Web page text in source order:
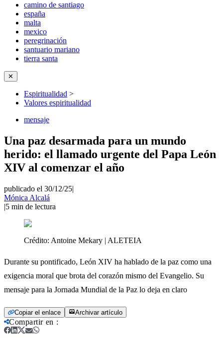
camino de santiago
españa
malta
mexico
peregrinación
santuario mariano
tierra santa
✕
Espiritualidad >
Valores espiritualidad
mensaje
Una paz desarmada para un mundo
herido: el llamado urgente del Papa León
XIV al comenzar el año
publicado el 30/12/25|
Mónica Alcalá
|5 min de lectura
Crédito: Antoine Mekary | ALETEIA
Durante su pontificado, León XIV ha hablado de la paz como una
exigencia moral que brota del corazón mismo del Evangelio. Su
mensaje para la Jornada Mundial de la Paz lo deja en claro
Copiar el enlace Archivar artículo
Compartir en :